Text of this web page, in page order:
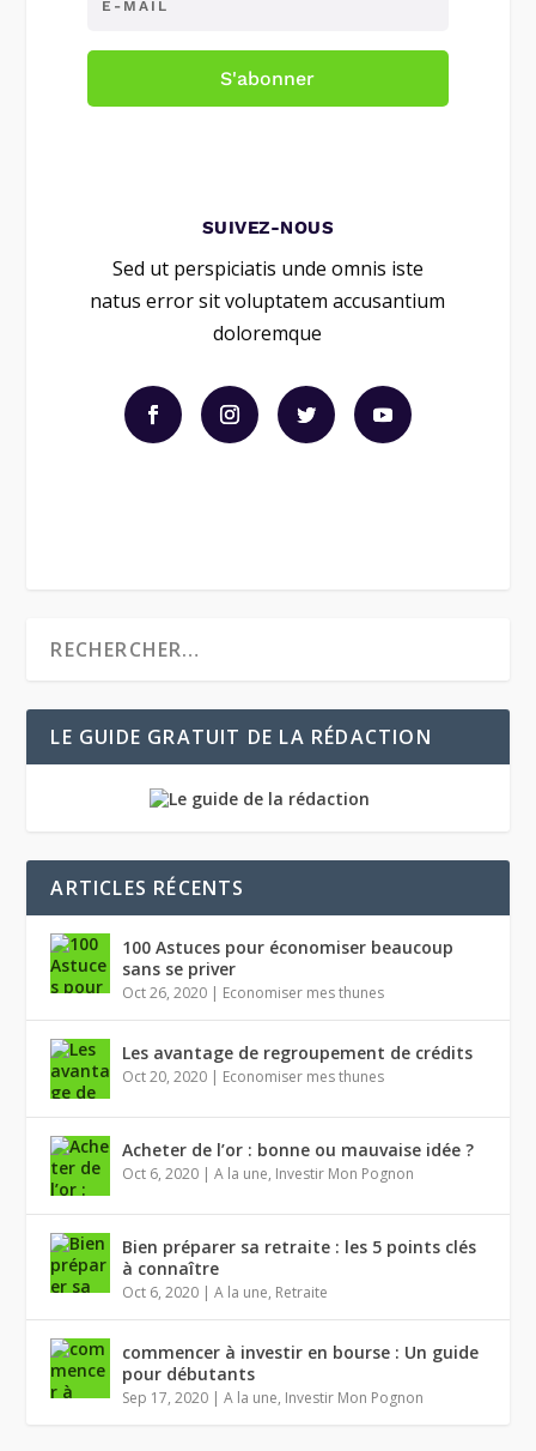
S'abonner
SUIVEZ-NOUS
Sed ut perspiciatis unde omnis iste
natus error sit voluptatem accusantium
doloremque
LE GUIDE GRATUIT DE LA RÉDACTION
ARTICLES RÉCENTS
100 Astuces pour économiser beaucoup
sans se priver
Oct 26, 2020 | Economiser mes thunes
Les avantage de regroupement de crédits
Oct 20, 2020 | Economiser mes thunes
Acheter de l’or : bonne ou mauvaise idée ?
Oct 6, 2020 |A la une, Investir Mon Pognon
Bien préparer sa retraite : les 5 points clés
à connaître
Oct 6, 2020 |A la une, Retraite
commencer à investir en bourse : Un guide
pour débutants
Sep 17, 2020 |A la une, Investir Mon Pognon